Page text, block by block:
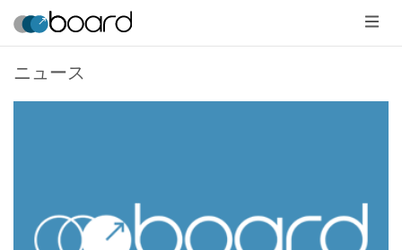
メ
ニ
ュ
ー
ニュース